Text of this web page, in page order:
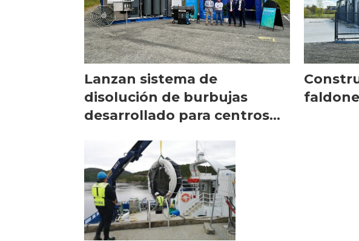
Lanzan sistema de
disolución de burbujas
desarrollado para centros